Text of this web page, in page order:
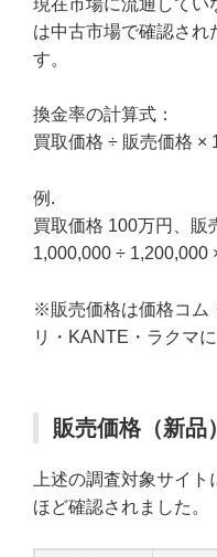
は中古市場で確認され
す。
換金率の計算式：
買取価格 ÷ 販売価格 ×
例.
買取価格 100万円、販
1,000,000 ÷ 1,200,000
※販売価格は価格コム
リ・KANTE・ラクマ
販売価格（新品）
上述の調査対象サイ
ほど確認されました。